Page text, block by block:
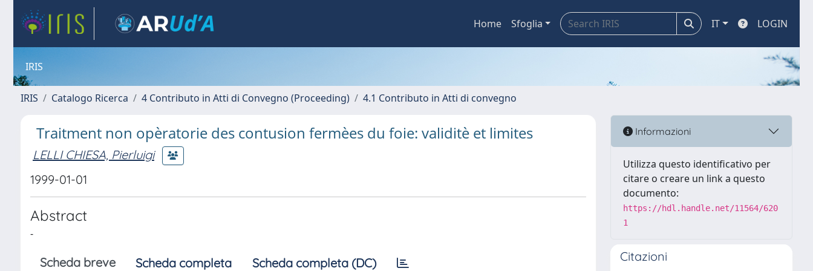
Home Sfoglia IT LOGIN
IRIS
IRIS Catalogo Ricerca 4 Contributo in Atti di Convegno (Proceeding) 4.1 Contributo in Atti di convegno
Traitment non opèratorie des contusion fermèes du foie: validitè et limites
LELLI CHIESA, Pierluigi
1999-01-01
Abstract
-
Scheda breve Scheda completa Scheda completa (DC)
Informazioni
Utilizza questo identificativo per
citare o creare un link a questo
documento:
https://hdl.handle.net/11564/620
1
Citazioni